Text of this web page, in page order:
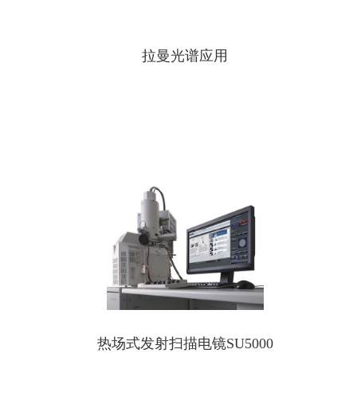
拉曼光谱应用
热场式发射扫描电镜SU5000